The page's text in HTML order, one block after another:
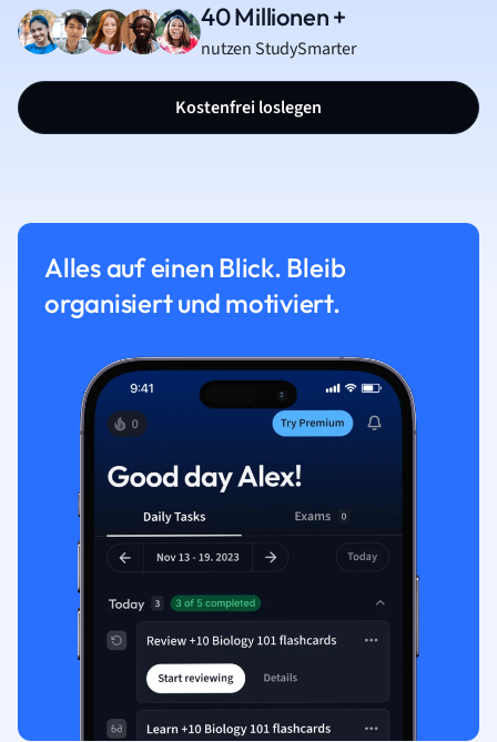
40 Millionen +
nutzen StudySmarter
Kostenfrei loslegen
Alles auf einen Blick. Bleib
organisiert und motiviert.